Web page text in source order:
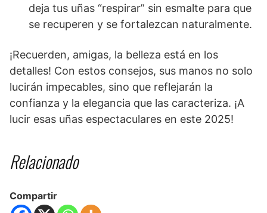
deja tus uñas “respirar” sin esmalte para que
se recuperen y se fortalezcan naturalmente.
¡Recuerden, amigas, la belleza está en los
detalles! Con estos consejos, sus manos no solo
lucirán impecables, sino que reflejarán la
confianza y la elegancia que las caracteriza. ¡A
lucir esas uñas espectaculares en este 2025!
Relacionado
Compartir